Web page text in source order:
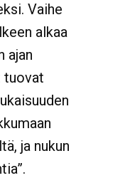
Vaihe
alkaa
ajan
tuovat
ja nukun